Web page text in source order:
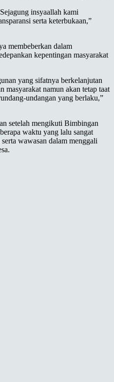
insyaallah kami
serta keterbukaan,”
membeberkan dalam
kepentingan masyarakat
yang sifatnya berkelanjutan
masyarakat namun akan tetap taat
undangan yang berlaku,”
setelah mengikuti Bimbingan
waktu yang lalu sangat
wawasan dalam menggali